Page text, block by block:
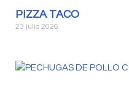
PIZZA TACO
23 julio 2026